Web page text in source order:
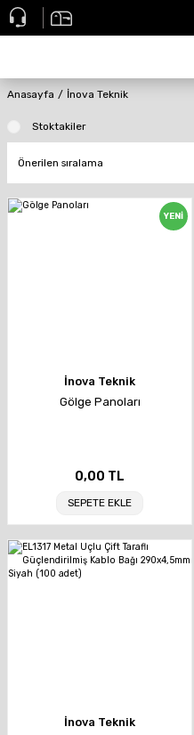
Anasayfa İnova Teknik
Stoktakiler
İnova Teknik
Gölge Panoları
0,00 TL
SEPETE EKLE
YENİ
İnova Teknik